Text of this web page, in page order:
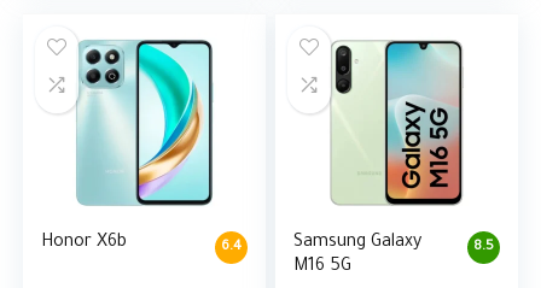
6.4
Honor X6b 8.5
Samsung Galaxy
M16 5G